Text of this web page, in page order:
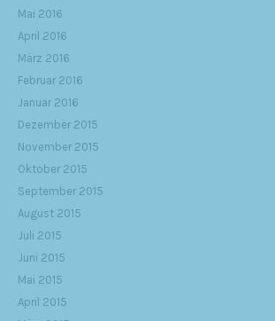
Mai 2016
April 2016
März 2016
Februar 2016
Januar 2016
Dezember 2015
November 2015
Oktober 2015
September 2015
August 2015
Juli 2015
Juni 2015
Mai 2015
April 2015